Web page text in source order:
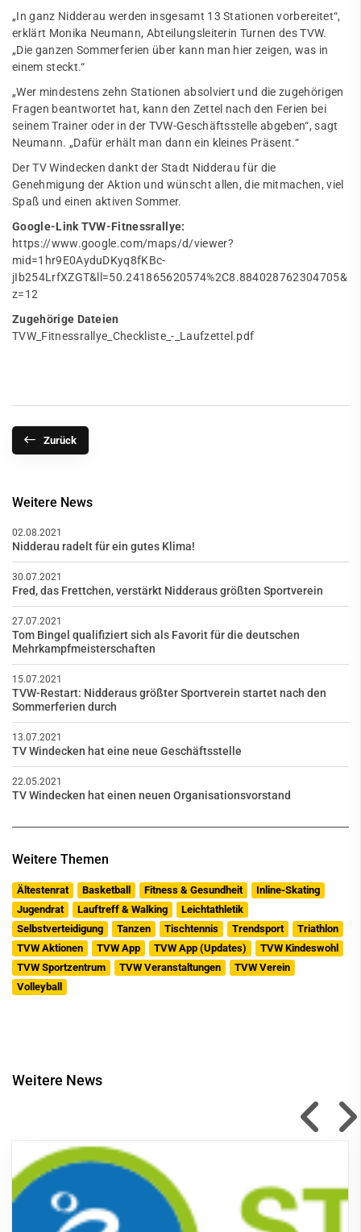
„In ganz Nidderau werden insgesamt 13 Stationen vorbereitet“,
erklärt Monika Neumann, Abteilungsleiterin Turnen des TVW.
„Die ganzen Sommerferien über kann man hier zeigen, was in
einem steckt.“
„Wer mindestens zehn Stationen absolviert und die zugehörigen
Fragen beantwortet hat, kann den Zettel nach den Ferien bei
seinem Trainer oder in der TVW-Geschäftsstelle abgeben“, sagt
Neumann. „Dafür erhält man dann ein kleines Präsent.“
Der TV Windecken dankt der Stadt Nidderau für die
Genehmigung der Aktion und wünscht allen, die mitmachen, viel
Spaß und einen aktiven Sommer.
Google-Link TVW-Fitnessrallye:
https://www.google.com/maps/d/viewer?
mid=1hr9E0AyduDKyq8fKBc-
jIb254LrfXZGT&ll=50.241865620574%2C8.884028762304705&
z=12
Zugehörige Dateien
TVW_Fitnessrallye_Checkliste_-_Laufzettel.pdf
Zurück
Weitere News
02.08.2021
Nidderau radelt für ein gutes Klima!
30.07.2021
Fred, das Frettchen, verstärkt Nidderaus größten Sportverein
27.07.2021
Tom Bingel qualifiziert sich als Favorit für die deutschen
Mehrkampfmeisterschaften
15.07.2021
TVW-Restart: Nidderaus größter Sportverein startet nach den
Sommerferien durch
13.07.2021
TV Windecken hat eine neue Geschäftsstelle
22.05.2021
TV Windecken hat einen neuen Organisationsvorstand
Weitere Themen
Ältestenrat Basketball Fitness & Gesundheit
Inline-Skating
Jugendrat
Lauftreff & Walking
Leichtathletik
Selbstverteidigung
Tanzen Tischtennis Trendsport
Triathlon
TVW Aktionen
TVW App TVW App (Updates)
TVW Kindeswohl
TVW Sportzentrum
TVW Veranstaltungen
TVW Verein
Volleyball
Weitere News